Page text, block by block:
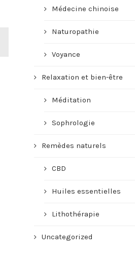
Médecine chinoise
Naturopathie
Voyance
Relaxation et bien-être
Méditation
Sophrologie
Remèdes naturels
CBD
Huiles essentielles
Lithothérapie
Uncategorized